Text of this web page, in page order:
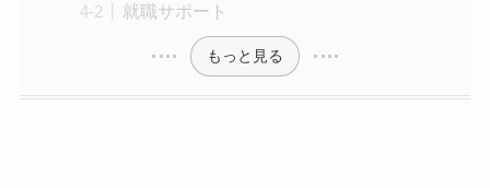
就職サポート
もっと見る